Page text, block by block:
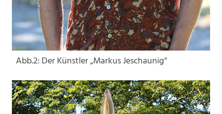
Abb.2: Der Künstler „Markus Jeschaunig“